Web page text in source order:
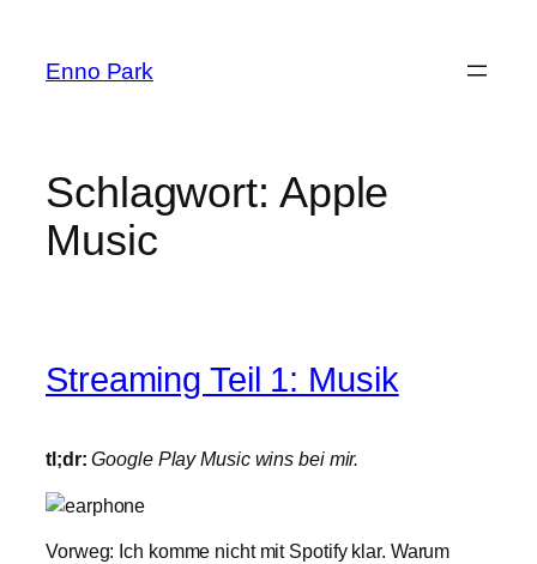
springen
Enno Park
Schlagwort: Apple
Music
Streaming Teil 1: Musik
tl;dr: Google Play Music wins bei mir.
Vorweg: Ich komme nicht mit Spotify klar. Warum